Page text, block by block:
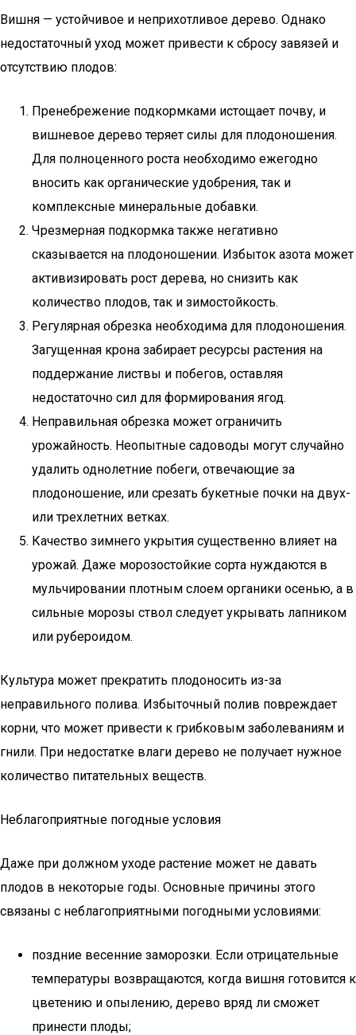
Вишня — устойчивое и неприхотливое дерево. Однако
недостаточный уход может привести к сбросу завязей и
отсутствию плодов:
Пренебрежение подкормками истощает почву, и
вишневое дерево теряет силы для плодоношения.
Для полноценного роста необходимо ежегодно
вносить как органические удобрения, так и
комплексные минеральные добавки.
Чрезмерная подкормка также негативно
сказывается на плодоношении. Избыток азота может
активизировать рост дерева, но снизить как
количество плодов, так и зимостойкость.
Регулярная обрезка необходима для плодоношения.
Загущенная крона забирает ресурсы растения на
поддержание листвы и побегов, оставляя
недостаточно сил для формирования ягод.
Неправильная обрезка может ограничить
урожайность. Неопытные садоводы могут случайно
удалить однолетние побеги, отвечающие за
плодоношение, или срезать букетные почки на двух-
или трехлетних ветках.
Качество зимнего укрытия существенно влияет на
урожай. Даже морозостойкие сорта нуждаются в
мульчировании плотным слоем органики осенью, а в
сильные морозы ствол следует укрывать лапником
или рубероидом.
Культура может прекратить плодоносить из-за
неправильного полива. Избыточный полив повреждает
корни, что может привести к грибковым заболеваниям и
гнили. При недостатке влаги дерево не получает нужное
количество питательных веществ.
Неблагоприятные погодные условия
Даже при должном уходе растение может не давать
плодов в некоторые годы. Основные причины этого
связаны с неблагоприятными погодными условиями:
поздние весенние заморозки. Если отрицательные
температуры возвращаются, когда вишня готовится к
цветению и опылению, дерево вряд ли сможет
принести плоды;